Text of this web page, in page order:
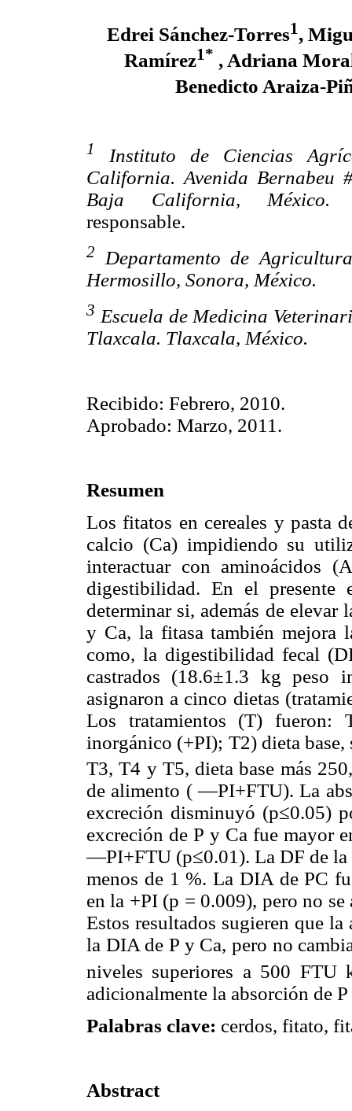
Edrei Sánchez-Torres1 ,
Ramírez1* , Adriana
Benedicto Araiza-
1
Instituto de Ciencias
California. Avenida Bernabeu
Baja California, México.
responsable.
2
Departamento de
Hermosillo, Sonora, México.
3 Escuela de Medicina
Tlaxcala. Tlaxcala, México.
Recibido: Febrero, 2010.
Aprobado: Marzo, 2011.
Resumen
Los fitatos en cereales y pasta
calcio (Ca) impidiendo su
interactuar con aminoácidos
digestibilidad. En el presente
determinar si, además de
y Ca, la fitasa también
como, la digestibilidad fecal
castrados (18.6±1.3 kg peso
asignaron a cinco dietas
Los tratamientos (T) fueron:
inorgánico (+PI); T2) dieta
T3, T4 y T5, dieta base más
de alimento ( —PI+FTU). La
excreción disminuyó (p≤0.05)
excreción de P y Ca fue
—PI+FTU (p≤0.01). La DF de la
menos de 1 %. La DIA de PC
en la +PI (p = 0.009), pero no
Estos resultados sugieren que
la DIA de P y Ca, pero no
niveles superiores a 500
adicionalmente la absorción de
Palabras clave: cerdos, fitato,
Abstract